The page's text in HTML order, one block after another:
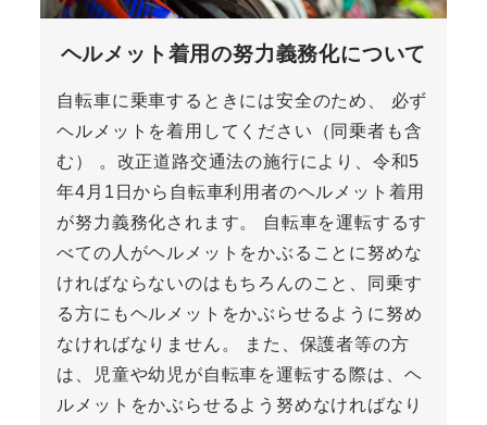
ヘルメット着用の努力義務化について
自転車に乗車するときには安全のため、 必ず
ヘルメットを着用してください（同乗者も含
む） 。改正道路交通法の施行により、令和5
年4月1日から自転車利用者のヘルメット着用
が努力義務化されます。 自転車を運転するす
べての人がヘルメットをかぶることに努めな
ければならないのはもちろんのこと、同乗す
る方にもヘルメットをかぶらせるように努め
なければなりません。 また、保護者等の方
は、児童や幼児が自転車を運転する際は、ヘ
ルメットをかぶらせるよう努めなければなり